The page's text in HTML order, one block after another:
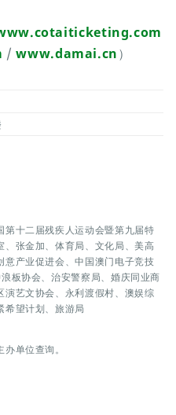
/www.damai.cn）
第十二届残疾人运动会暨第九届特
张金加、体育局、文化局、美高
产业促进会、中国澳门电子竞技
板协会、治安警察局、婚庆同业商
艺文协会、永利渡假村、澳娱综
希望计划、旅游局
单位查询。